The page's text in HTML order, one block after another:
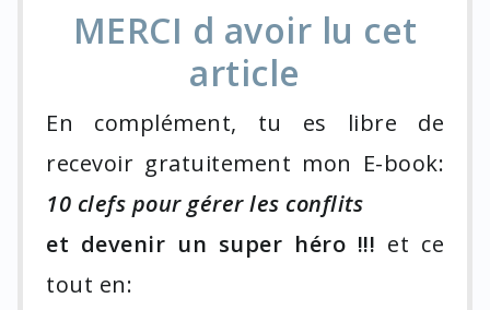
MERCI d avoir lu cet
article
En complément, tu es libre de
recevoir gratuitement mon E-book:
10 clefs pour gérer les conflits
et devenir un super héro !!! et ce
tout en: